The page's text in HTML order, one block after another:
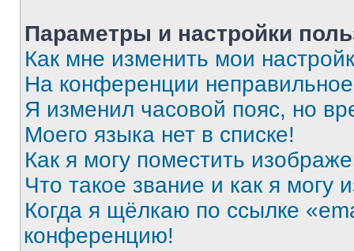
Параметры и настройки
Как мне изменить мои
На конференции
Я изменил часовой пояс, но
Моего языка нет в списке!
Как я могу поместить
Что такое звание и как я могу
Когда я щёлкаю по ссылке
конференцию!